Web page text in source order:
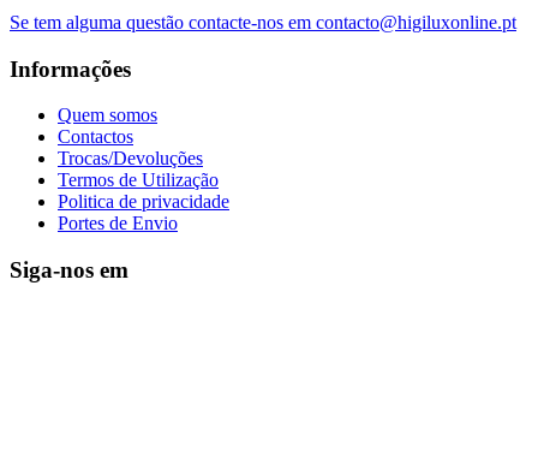
Se tem alguma questão contacte-nos em contacto@higiluxonline.pt
Informações
Quem somos
Contactos
Trocas/Devoluções
Termos de Utilização
Politica de privacidade
Portes de Envio
Siga-nos em